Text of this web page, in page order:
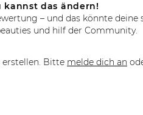
kannst das ändern!
– und das könnte deine
und hilf der Community.
erstellen. Bitte melde dich an